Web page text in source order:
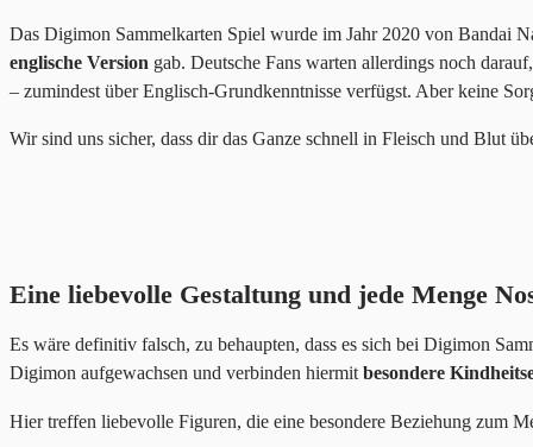
Das Digimon Sammelkarten Spiel wurde im Jahr 2020 von Bandai
englische Version gab. Deutsche Fans warten allerdings noch
– zumindest über Englisch-Grundkenntnisse verfügst. Aber keine
Wir sind uns sicher, dass dir das Ganze schnell in Fleisch und Blut
Eine liebevolle Gestaltung und jede Menge
Es wäre definitiv falsch, zu behaupten, dass es sich bei Digimon
Digimon aufgewachsen und verbinden hiermitbesondere
Hier treffen liebevolle Figuren, die eine besondere Beziehung zum